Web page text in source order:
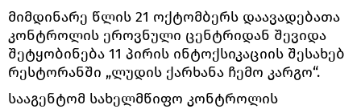
მიმდინარე წლის 21 ოქტომბერს დაავადებათა
კონტროლის ეროვნული ცენტრიდან შევიდა
შეტყობინება 11 პირის ინტოქსიკაციის შესახებ
რესტორანში „ლუდის ქარხანა ჩემო კარგო“.
სააგენტომ სახელმწიფო კონტროლის